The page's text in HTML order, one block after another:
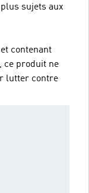
sujets aux
contenant
ce produit ne
lutter contre